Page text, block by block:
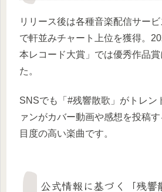
リリース後は各種音楽配信サー
で軒並みチャート上位を獲得。
本レコード大賞」では優秀作品
た。
SNSでも「#残響散歌」がトレン
ァンがカバー動画や感想を投稿
目度の高い楽曲です。
公式情報に基づく「残響